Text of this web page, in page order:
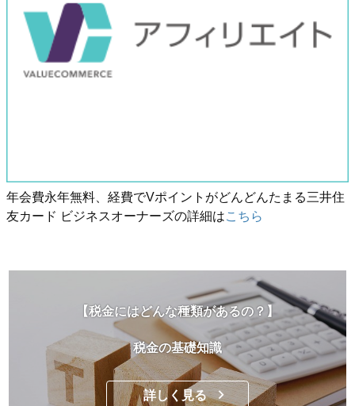
年会費永年無料、経費でVポイントがどんどんたまる三井住
友カード ビジネスオーナーズの詳細はこちら
【税金にはどんな種類があるの？】
税金の基礎知識
詳しく見る